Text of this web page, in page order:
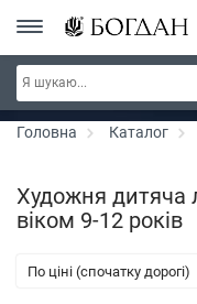
РОЗПРОДАЖ ~ 150 грн ~
300 грн ~
Головна Каталог
Художня дитяча
віком 9-12 років
По ціні (спочатку дорогі)